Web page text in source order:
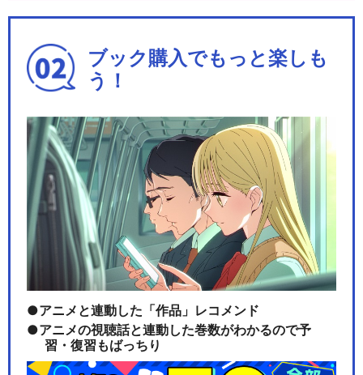
ブック購入でもっと楽しも
う！
アニメと連動した「作品」レコメンド
アニメの視聴話と連動した巻数がわかるので予
習・復習もばっちり